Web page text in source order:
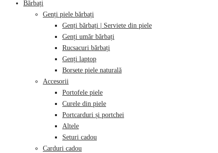
Bărbați
Genți piele bărbați
Genți bărbați | Serviete din piele
Genți umăr bărbați
Rucsacuri bărbați
Genți laptop
Borsete piele naturală
Accesorii
Portofele piele
Curele din piele
Portcarduri și portchei
Altele
Seturi cadou
Carduri cadou